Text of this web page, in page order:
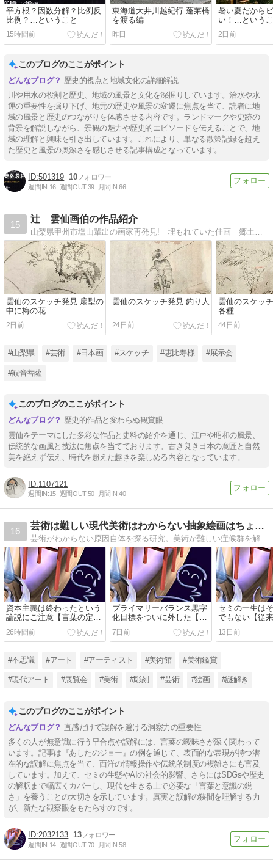
平方根？因数分解？比例反
比例？…ということ
15時間前
東海道大井川越紀行 蓬莱橋
を渡る編
昨日
暑い夏だから
い！…という
2日前
このブログのここがポイント
歴史的視点と地域文化の詳細解説
川や用水の役割と歴史、地域の風景と文化を深掘りしています。治水や水
運の重要性を掘り下げ、地元の歴史や風景の変遷に焦点を当て、読者に地
域の風景と歴史のつながりを体感させる内容です。ランドマークや史跡の
背景を解説しながら、景観の魅力や歴史的エピソードを伝えることで、地
域の理解と興味を引き出しています。これにより、単なる散策記録を超え
た歴史と風景の奥深さを感じさせる記事構成となっています。
501319 10
週間IN:16 週間OUT:39 月間IN:66
15
辻 雲仙画伯の作品紹介
雲仙のスケッチ発見 扇型の
中に梅の花
2日前
雲仙のスケッチ発見 釣り人
24日前
雲仙のスケッ
各種
44日前
#山梨県 #芸術 #日本画 #スケッチ #恵比寿様 #展示会
#観音菩薩
このブログのここがポイント
歴史的作品と変わらぬ観賞眼
雲仙をテーマにした多彩な作品と史料の紹介を通じ、江戸や昭和の風景、
伝統的な画風と技法に焦点を当てております。古き良き日本の意匠と自然
美を絶えず伝え、時代を超えた趣きを楽しめる内容となっています。
1107121
週間IN:15 週間OUT:50 月間IN:40
16
芸術は難しい現代美術はわからない抽象絵画はちょっと・謎を理解
芸術がわからない原因自体を探る研究。美術が難しい症候群を解きほぐす試み。アートを敬遠する日本人を理解者に変える。
資本主義は終わったという
論説にご注意【言葉の定義
がまちまちな問題】
26時間前
プライマリーバランス黒字
化目標をついに外した【嘘
と答弁拒否の最中に】
7日前
セミの一生は
でもない【従
べてみれば】
13日前
#不思議 #アート #アーティスト #美術館 #美術鑑賞
#現代アート #展覧会 #美術 #彫刻 #芸術 #絵画 #謎解き
このブログのここがポイント
直感だけで誤解を避ける洞察力の重要性
多くの人が無意識に行う早合点や誤解には、言葉の曖昧さが深く関わって
います。記事は『あしたのジョー』の例を通じて、表面的な表現が持つ潜
在的な誤解に焦点を当て、西洋の情報操作や伝統的制度の複雑さにも言及
しています。加えて、セミの生態やAIの社会的影響、さらにはSDGsや歴史
の解釈まで幅広くカバーし、現代を生きる上で必要な「言葉と意識の鋭
さ」を養うことの大切さを示しています。真実と誤解の狭間を理解する力
が、新たな観察眼をもたらすのです。
2032133 13
週間IN:14 週間OUT:70 月間IN:58